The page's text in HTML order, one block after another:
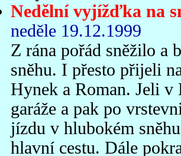
Nedělní vyjížďka na
neděle 19.12.1999
Z rána pořád sněžilo a
sněhu. I přesto přijeli
Hynek a Roman. Jeli
garáže a pak po
jízdu v hlubokém
hlavní cestu. Dále